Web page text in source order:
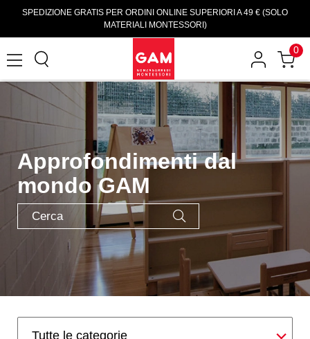
SPEDIZIONE GRATIS PER ORDINI ONLINE SUPERIORI A 49 € (SOLO
MATERIALI MONTESSORI)
0
Approfondimenti dal
mondo GAM
Tutte le categorie